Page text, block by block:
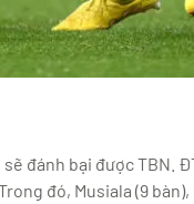
đánh bại được TBN.
đó, Musiala (9